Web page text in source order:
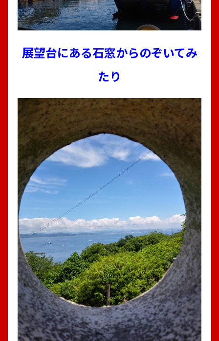
展望台にある石窓からのぞいてみ
たり